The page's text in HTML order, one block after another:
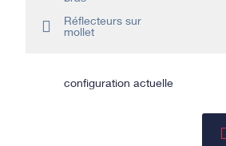
Réflecteurs sur
mollet
configuration actuelle